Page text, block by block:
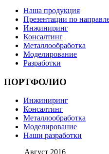
Наша продукция
Презентации по
Инжиниринг
Консалтинг
Металлообработка
Моделирование
Разработки
ПОРТФОЛИО
Инжиниринг
Консалтинг
Металлообработка
Моделирование
Наши разработки
Август 2016